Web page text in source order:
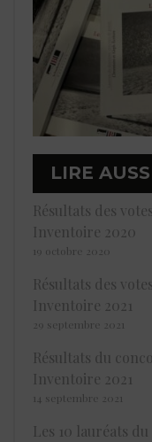
LIRE
Résultats des
Inventoire 2020
19 octobre 2020
Résultats des
Inventoire 2021
29 septembre 2021
Résultats du
Inventoire 2021
14 septembre 2021
Les 10 lauréats